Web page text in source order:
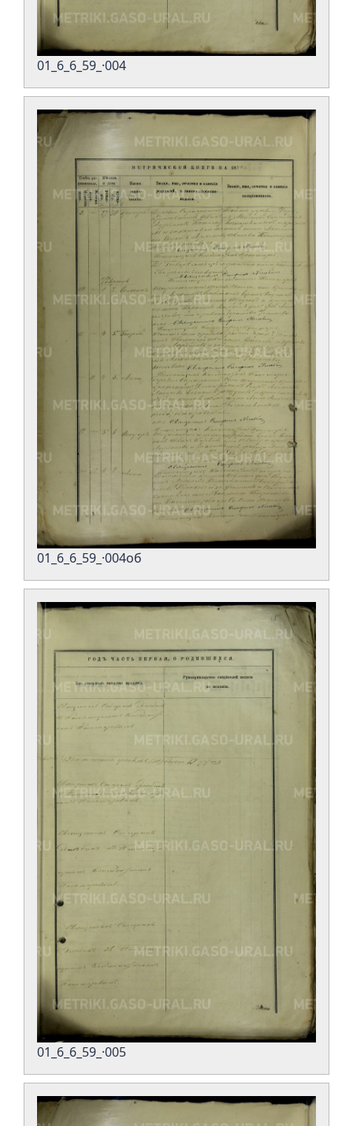
01_6_6_59_·004
01_6_6_59_·004об
01_6_6_59_·005